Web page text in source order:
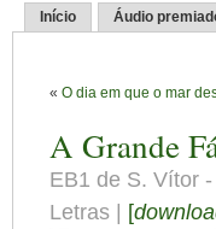
Início Áudio
« O dia em que o mar
A Grande
EB1 de S. Vítor -
Letras | [